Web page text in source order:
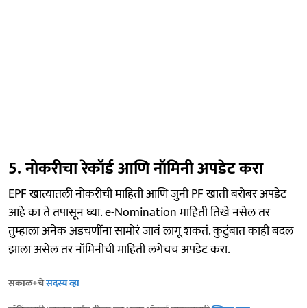
5. नोकरीचा रेकॉर्ड आणि नॉमिनी अपडेट करा
EPF खात्यातली नोकरीची माहिती आणि जुनी PF खाती बरोबर अपडेट
आहे का ते तपासून घ्या. e-Nomination माहिती तिखे नसेल तर
तुम्हाला अनेक अडचणींना सामोरं जावं लागू शकतं. कुटुंबात काही बदल
झाला असेल तर नॉमिनीची माहिती लगेचच अपडेट करा.
सकाळ+चेसदस्य व्हा